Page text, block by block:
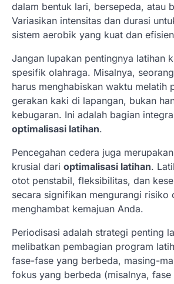
dalam bentuk lari, bersepeda, atau
Variasikan intensitas dan durasi
sistem aerobik yang kuat dan
Jangan lupakan pentingnya latihan
spesifik olahraga. Misalnya,
harus menghabiskan waktu melatih
gerakan kaki di lapangan, bukan
kebugaran. Ini adalah bagian
optimalisasi latihan.
Pencegahan cedera juga
krusial dari optimalisasi latihan.
otot penstabil, fleksibilitas, dan
secara signifikan mengurangi risiko
menghambat kemajuan Anda.
Periodisasi adalah strategi penting
melibatkan pembagian program
fase-fase yang berbeda, masing-
fokus yang berbeda (misalnya, fase